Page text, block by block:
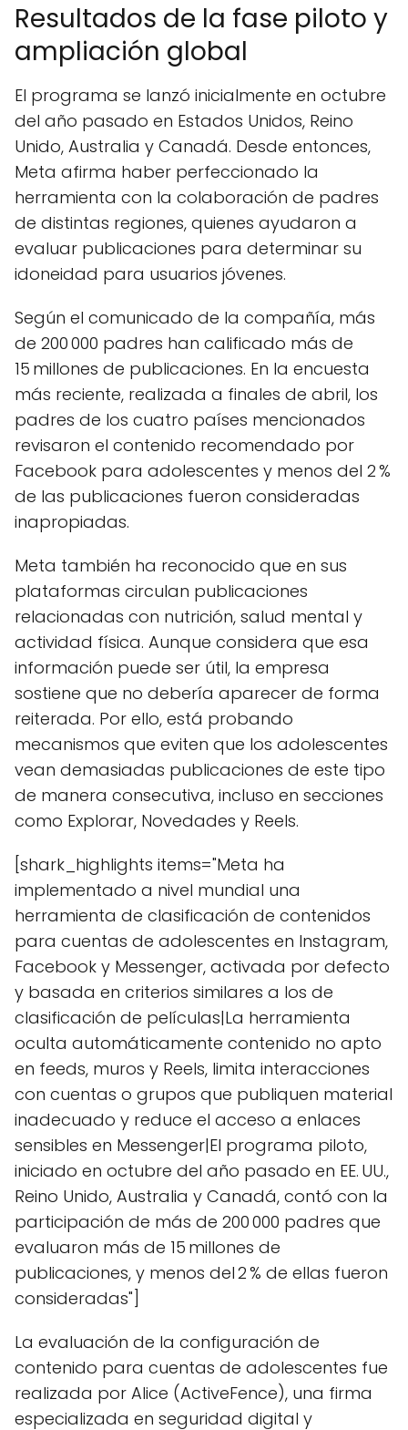
Resultados de la fase piloto y
ampliación global
El programa se lanzó inicialmente en octubre
del año pasado en Estados Unidos, Reino
Unido, Australia y Canadá. Desde entonces,
Meta afirma haber perfeccionado la
herramienta con la colaboración de padres
de distintas regiones, quienes ayudaron a
evaluar publicaciones para determinar su
idoneidad para usuarios jóvenes.
Según el comunicado de la compañía, más
de 200 000 padres han calificado más de
15 millones de publicaciones. En la encuesta
más reciente, realizada a finales de abril, los
padres de los cuatro países mencionados
revisaron el contenido recomendado por
Facebook para adolescentes y menos del 2 %
de las publicaciones fueron consideradas
inapropiadas.
Meta también ha reconocido que en sus
plataformas circulan publicaciones
relacionadas con nutrición, salud mental y
actividad física. Aunque considera que esa
información puede ser útil, la empresa
sostiene que no debería aparecer de forma
reiterada. Por ello, está probando
mecanismos que eviten que los adolescentes
vean demasiadas publicaciones de este tipo
de manera consecutiva, incluso en secciones
como Explorar, Novedades y Reels.
[shark_highlights items="Meta ha
implementado a nivel mundial una
herramienta de clasificación de contenidos
para cuentas de adolescentes en Instagram,
Facebook y Messenger, activada por defecto
y basada en criterios similares a los de
clasificación de películas|La herramienta
oculta automáticamente contenido no apto
en feeds, muros y Reels, limita interacciones
con cuentas o grupos que publiquen material
inadecuado y reduce el acceso a enlaces
sensibles en Messenger|El programa piloto,
iniciado en octubre del año pasado en EE. UU.,
Reino Unido, Australia y Canadá, contó con la
participación de más de 200 000 padres que
evaluaron más de 15 millones de
publicaciones, y menos del 2 % de ellas fueron
consideradas"]
La evaluación de la configuración de
contenido para cuentas de adolescentes fue
realizada por Alice (ActiveFence), una firma
especializada en seguridad digital y